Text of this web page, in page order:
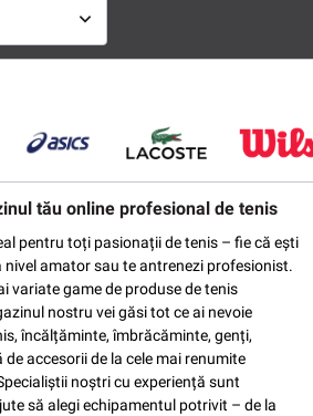
tău online profesional de tenis
pentru toți pasionații de tenis – fie că ești
nivel amator sau te antrenezi profesionist.
variate game de produse de tenis
nostru vei găsi tot ce ai nevoie
încălțăminte, îmbrăcăminte, genți,
accesorii de la cele mai renumite
noștri cu experiență sunt
să alegi echipamentul potrivit – de la